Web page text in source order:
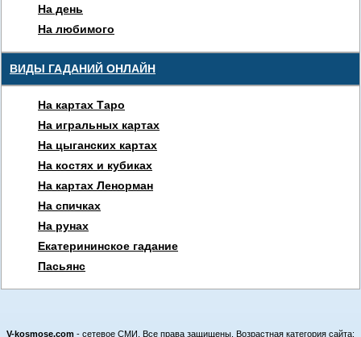
На день
На любимого
ВИДЫ ГАДАНИЙ ОНЛАЙН
На картах Таро
На игральных картах
На цыганских картах
На костях и кубиках
На картах Ленорман
На спичках
На рунах
Екатерининское гадание
Пасьянс
V-kosmose.com - сетевое СМИ. Все права защищены. Возрастная категория сайта: